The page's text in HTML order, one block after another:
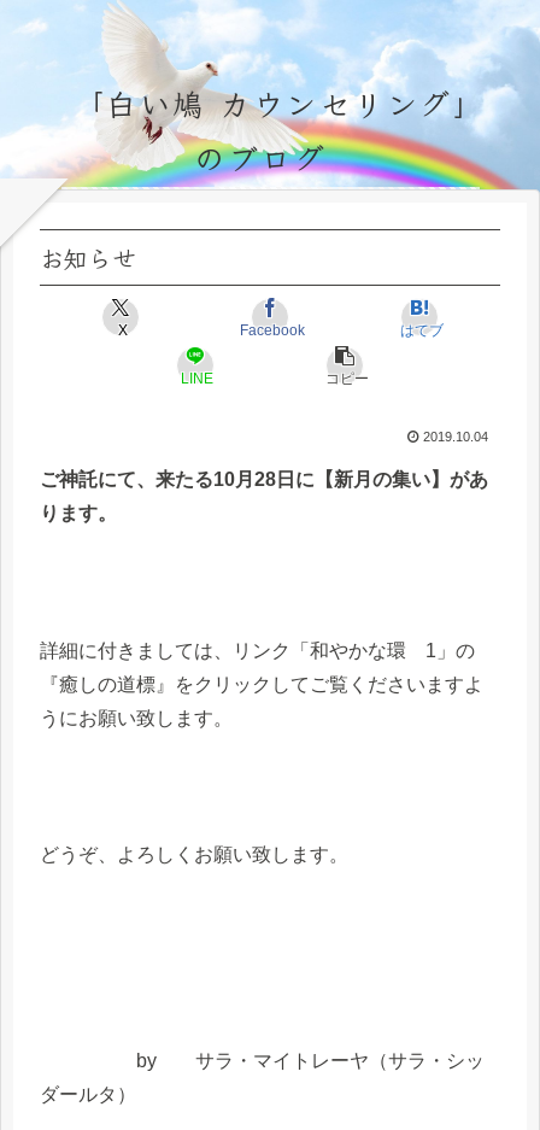
「白い鳩 カウンセリング」
のブログ
お知らせ
X Facebook はてブ
LINE コピー
2019.10.04
ご神託にて、来たる10月28日に【新月の集い】があ
ります。
詳細に付きましては、リンク「和やかな環 1」の
『癒しの道標』をクリックしてご覧くださいますよ
うにお願い致します。
どうぞ、よろしくお願い致します。
by サラ・マイトレーヤ（サラ・シッ
ダールタ）